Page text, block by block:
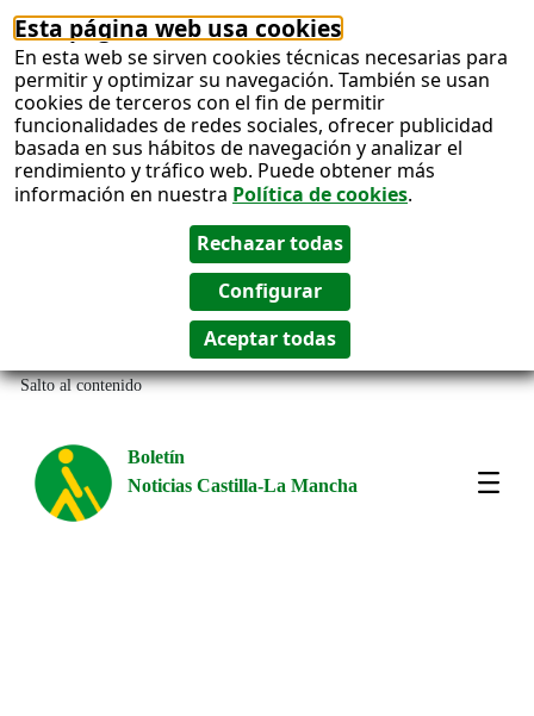
Esta página web usa cookies
En esta web se sirven cookies técnicas necesarias para
permitir y optimizar su navegación. También se usan
cookies de terceros con el fin de permitir
funcionalidades de redes sociales, ofrecer publicidad
basada en sus hábitos de navegación y analizar el
rendimiento y tráfico web. Puede obtener más
información en nuestra Política de cookies.
Salto al contenido
Boletín
Noticias Castilla-La Mancha